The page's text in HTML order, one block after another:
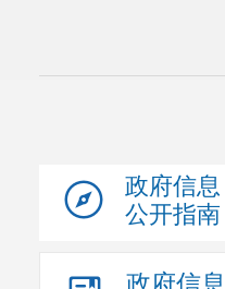
政府信息
公开指南